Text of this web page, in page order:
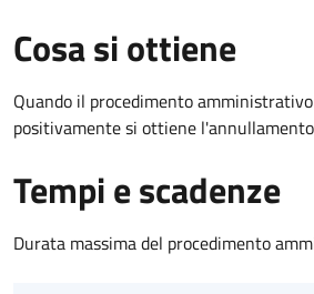
Cosa si ottiene
Quando il procedimento
positivamente si ottiene
Tempi e scadenze
Durata massima del procedimento